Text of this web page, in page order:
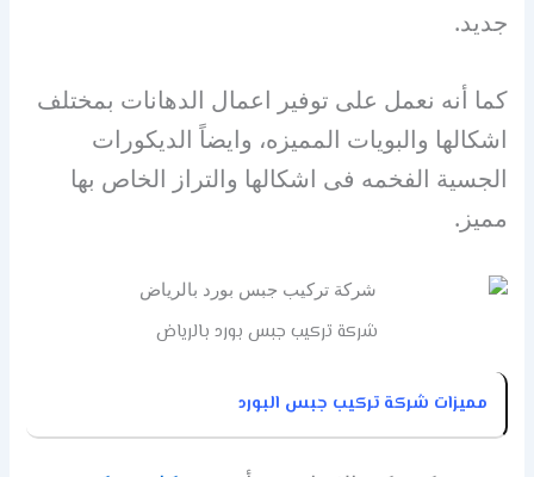
جديد.
كما أنه نعمل على توفير اعمال الدهانات بمختلف
اشكالها والبويات المميزه، وايضاً الديكورات
الجسية الفخمه فى اشكالها والتراز الخاص بها
مميز.
شركة تركيب جبس بورد بالرياض
مميزات شركة تركيب جبس البورد